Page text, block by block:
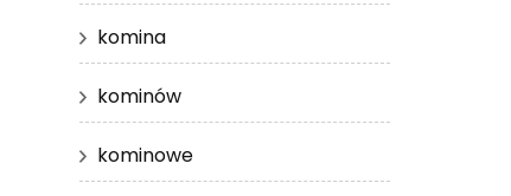
komina
kominów
kominowe